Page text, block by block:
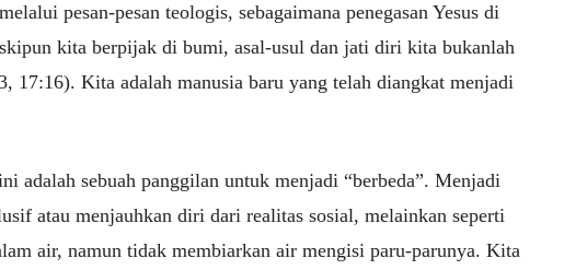
pesan-pesan teologis, sebagaimana penegasan Yesus di
kita berpijak di bumi, asal-usul dan jati diri kita bukanlah
17:16). Kita adalah manusia baru yang telah diangkat menjadi
adalah sebuah panggilan untuk menjadi “berbeda”. Menjadi
atau menjauhkan diri dari realitas sosial, melainkan seperti
air, namun tidak membiarkan air mengisi paru-parunya. Kita